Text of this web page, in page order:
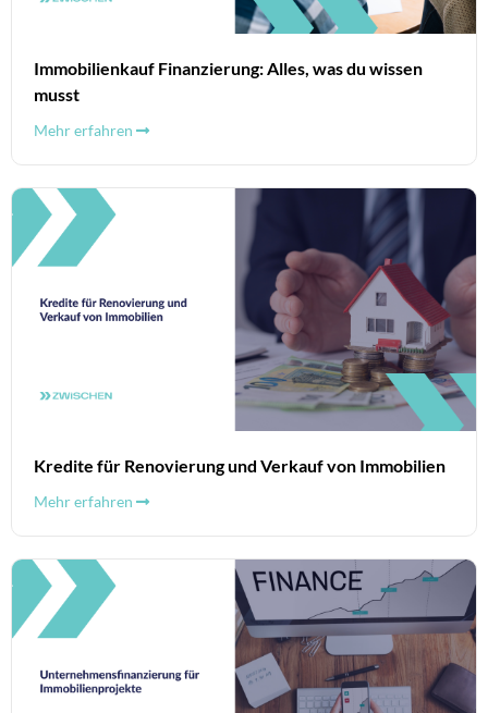
Immobilienkauf Finanzierung: Alles, was du wissen
musst
Mehr erfahren
Kredite für Renovierung und Verkauf von Immobilien
Mehr erfahren